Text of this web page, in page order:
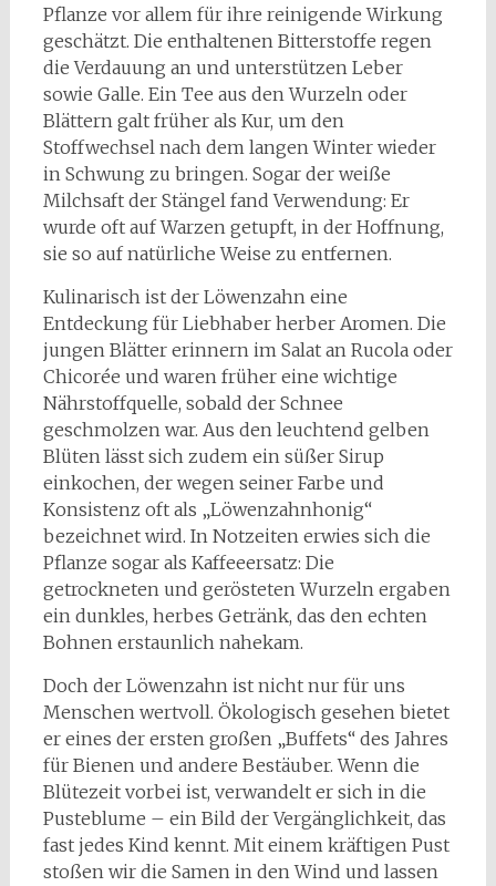
Pflanze vor allem für ihre reinigende Wirkung
geschätzt. Die enthaltenen Bitterstoffe regen
die Verdauung an und unterstützen Leber
sowie Galle. Ein Tee aus den Wurzeln oder
Blättern galt früher als Kur, um den
Stoffwechsel nach dem langen Winter wieder
in Schwung zu bringen. Sogar der weiße
Milchsaft der Stängel fand Verwendung: Er
wurde oft auf Warzen getupft, in der Hoffnung,
sie so auf natürliche Weise zu entfernen.
Kulinarisch ist der Löwenzahn eine
Entdeckung für Liebhaber herber Aromen. Die
jungen Blätter erinnern im Salat an Rucola oder
Chicorée und waren früher eine wichtige
Nährstoffquelle, sobald der Schnee
geschmolzen war. Aus den leuchtend gelben
Blüten lässt sich zudem ein süßer Sirup
einkochen, der wegen seiner Farbe und
Konsistenz oft als „Löwenzahnhonig“
bezeichnet wird. In Notzeiten erwies sich die
Pflanze sogar als Kaffeeersatz: Die
getrockneten und gerösteten Wurzeln ergaben
ein dunkles, herbes Getränk, das den echten
Bohnen erstaunlich nahekam.
Doch der Löwenzahn ist nicht nur für uns
Menschen wertvoll. Ökologisch gesehen bietet
er eines der ersten großen „Buffets“ des Jahres
für Bienen und andere Bestäuber. Wenn die
Blütezeit vorbei ist, verwandelt er sich in die
Pusteblume – ein Bild der Vergänglichkeit, das
fast jedes Kind kennt. Mit einem kräftigen Pust
stoßen wir die Samen in den Wind und lassen